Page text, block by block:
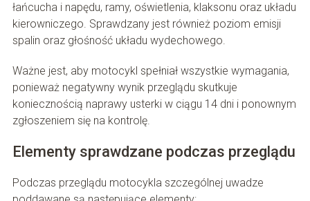
łańcucha i napędu, ramy, oświetlenia, klaksonu oraz układu
kierowniczego. Sprawdzany jest również poziom emisji
spalin oraz głośność układu wydechowego.
Ważne jest, aby motocykl spełniał wszystkie wymagania,
ponieważ negatywny wynik przeglądu skutkuje
koniecznością naprawy usterki w ciągu 14 dni i ponownym
zgłoszeniem się na kontrolę.
Elementy sprawdzane podczas przeglądu
Podczas przeglądu motocykla szczególnej uwadze